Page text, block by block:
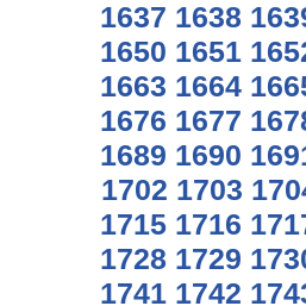
1637 1638
1650 1651
1663 1664
1676 1677
1689 1690
1702 1703
1715 1716
1728 1729
1741 1742